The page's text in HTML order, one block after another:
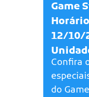
Game
12/10/
Confira
do